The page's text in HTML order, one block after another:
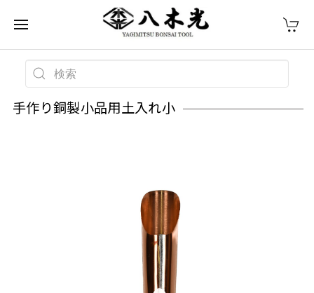
手作り銅製小品用土入れ小